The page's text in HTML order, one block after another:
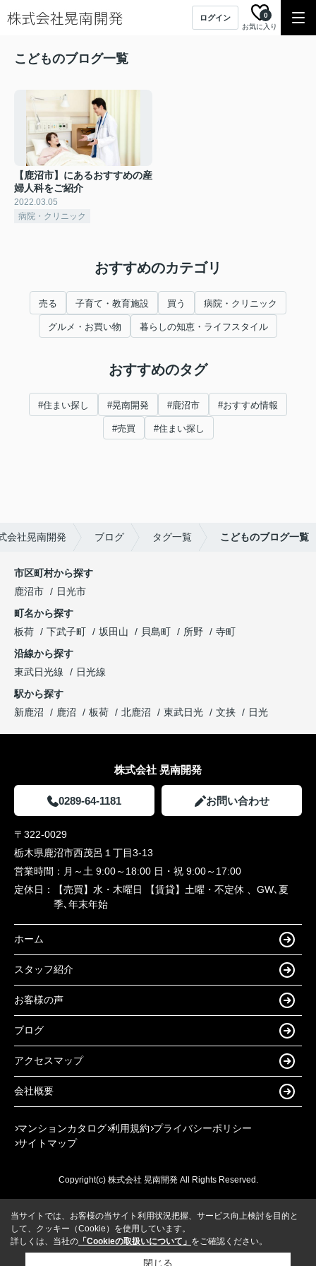
ログイン
お気に入り
0
こどものブログ一覧
【鹿沼市】にあるおすすめの産
婦人科をご紹介
2022.03.05
病院・クリニック
おすすめのカテゴリ
売る 子育て・教育施設 買う 病院・クリニック
グルメ・お買い物 暮らしの知恵・ライフスタイル
おすすめのタグ
#住まい探し #晃南開発 #鹿沼市 #おすすめ情報
#売買 #住まい探し
会社晃南開発 ブログ タグ一覧 こどものブログ一覧
市区町村から探す
鹿沼市
日光市
町名から探す
板荷
下武子町 坂田山 貝島町 所野
寺町
沿線から探す
東武日光線
日光線
駅から探す
新鹿沼
鹿沼 板荷 北鹿沼 東武日光 文挟 日光
株式会社 晃南開発
0289-64-1181 お問い合わせ
〒322-0029
栃木県鹿沼市西茂呂１丁目3-13
営業時間： 月～土 9:00～18:00 日・祝 9:00～17:00
定休日：
【売買】水・木曜日 【賃貸】土曜・不定休 、GW､夏
季､年末年始
ホーム
スタッフ紹介
お客様の声
ブログ
アクセスマップ
会社概要
マンションカタログ 利用規約 プライバシーポリシー
サイトマップ
Copyright(c) 株式会社 晃南開発 All Rights Reserved.
当サイトでは、お客様の当サイト利用状況把握、サービス向上検討を目的と
して、クッキー（Cookie）を使用しています。
詳しくは、当社の 「Cookieの取扱いについて」 をご確認ください。
閉じる